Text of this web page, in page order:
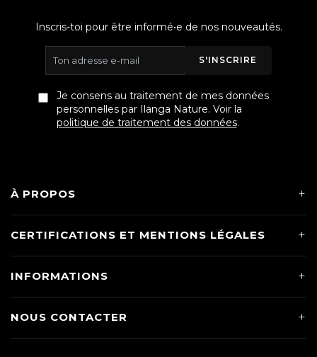
Inscris-toi pour être informé•e de nos nouveautés.
S'INSCRIRE
Je consens au traitement de mes données
personnelles par Ilanga Nature. Voir la
politique de traitement des données.
À PROPOS
CERTIFICATIONS ET MENTIONS LÉGALES
INFORMATIONS
NOUS CONTACTER